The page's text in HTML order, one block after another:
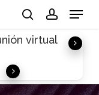
Menu
virtual